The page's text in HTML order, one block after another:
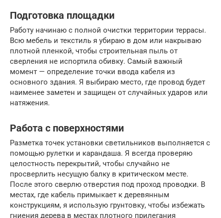
Подготовка площадки
Работу начинаю с полной очистки территории террасы.
Всю мебель и текстиль я убираю в дом или накрываю
плотной пленкой, чтобы строительная пыль от
сверления не испортила обивку. Самый важный
момент — определение точки ввода кабеля из
основного здания. Я выбираю место, где провод будет
наименее заметен и защищен от случайных ударов или
натяжения.
Работа с поверхностями
Разметка точек установки светильников выполняется с
помощью рулетки и карандаша. Я всегда проверяю
целостность перекрытий, чтобы случайно не
просверлить несущую балку в критическом месте.
После этого сверлю отверстия под проход проводки. В
местах, где кабель примыкает к деревянным
конструкциям, я использую грунтовку, чтобы избежать
гниения дерева в местах плотного прилегания